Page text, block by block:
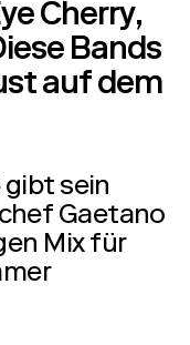
Cherry,
Bands
auf dem
gibt sein
Gaetano
Mix für